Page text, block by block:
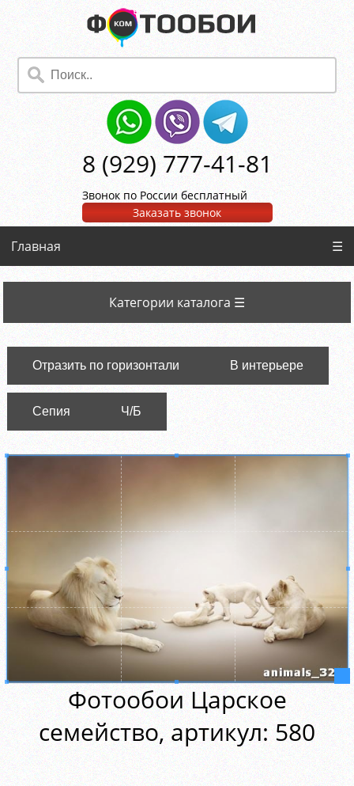
8 (929) 777-41-81
Звонок по России бесплатный
Заказать звонок
Главная ☰
Категории каталога ☰
Отразить по горизонтали В интерьере
Сепия Ч/Б
Фотообои Царское
семейство, aртикул: 580